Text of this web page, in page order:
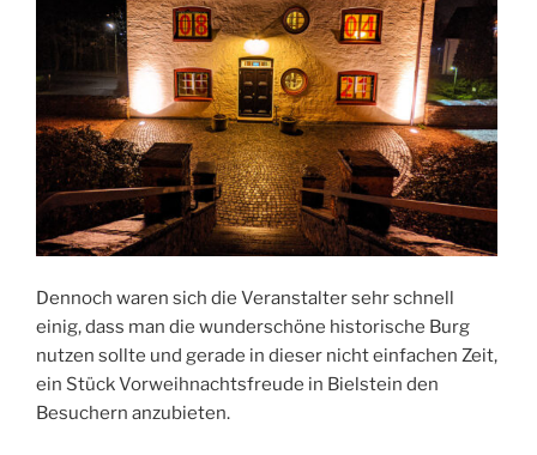
Dennoch waren sich die Veranstalter sehr schnell
einig, dass man die wunderschöne historische Burg
nutzen sollte und gerade in dieser nicht einfachen Zeit,
ein Stück Vorweihnachtsfreude in Bielstein den
Besuchern anzubieten.